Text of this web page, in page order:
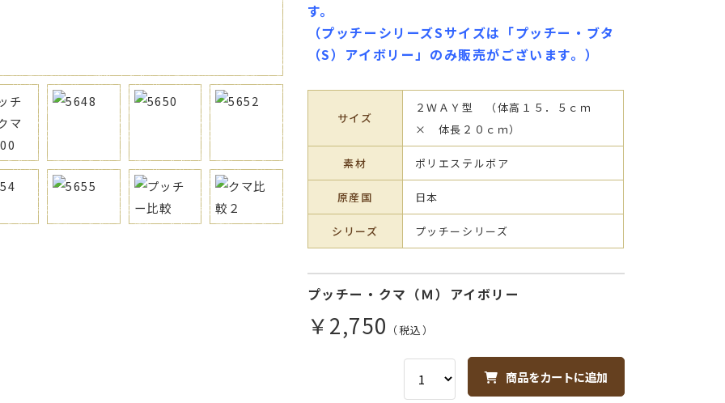
す。
（プッチーシリーズSサイズは「プッチー・ブタ
（S）アイボリー」のみ販売がございます。）
サイズ
２ＷＡＹ型 （体高１５．５ｃｍ
× 体長２０ｃｍ）
素材 ポリエステルボア
原産国 日本
シリーズ プッチーシリーズ
プッチー・クマ（Ｍ）アイボリー
￥2,750 （税込）
商品をカートに追加